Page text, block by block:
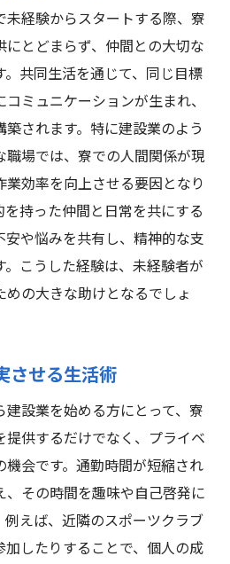
経験からスタートする際、寮
とどまらず、仲間との大切な
共同生活を通じて、同じ目標
ミュニケーションが生まれ、
されます。特に建設業のよう
場では、寮での人間関係が現
効率を向上させる要因となり
持った仲間と日常を共にする
安や悩みを共有し、精神的な支
こうした経験は、未経験者が
の大きな助けとなるでしょ
させる生活術
設業を始める方にとって、寮
供するだけでなく、プライベ
会です。通勤時間が短縮され
その時間を趣味や自己啓発に
えば、近隣のスポーツクラブ
したりすることで、個人の成